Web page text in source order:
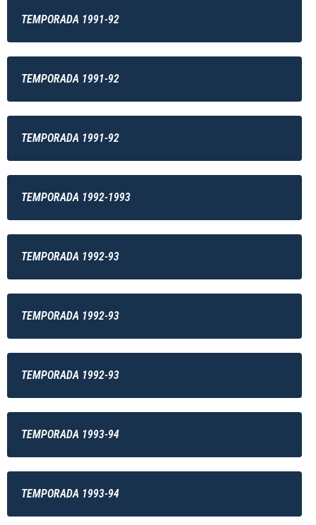
TEMPORADA 1991-92
TEMPORADA 1991-92
TEMPORADA 1991-92
TEMPORADA 1992-1993
TEMPORADA 1992-93
TEMPORADA 1992-93
TEMPORADA 1992-93
TEMPORADA 1993-94
TEMPORADA 1993-94